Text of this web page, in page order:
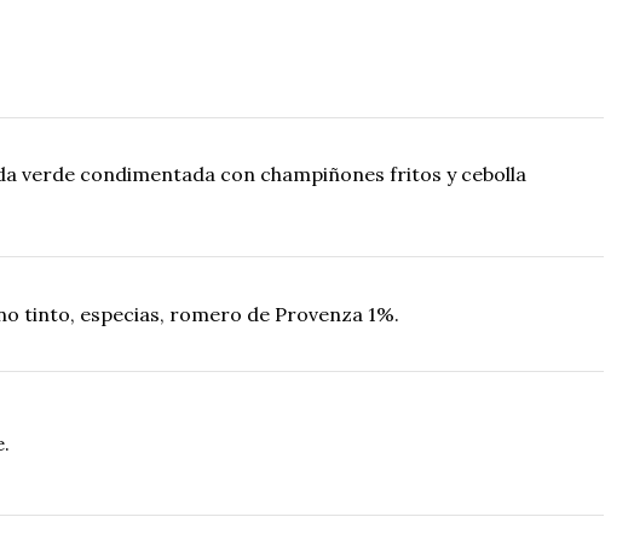
verde condimentada con champiñones fritos y cebolla
tinto, especias, romero de Provenza 1%.